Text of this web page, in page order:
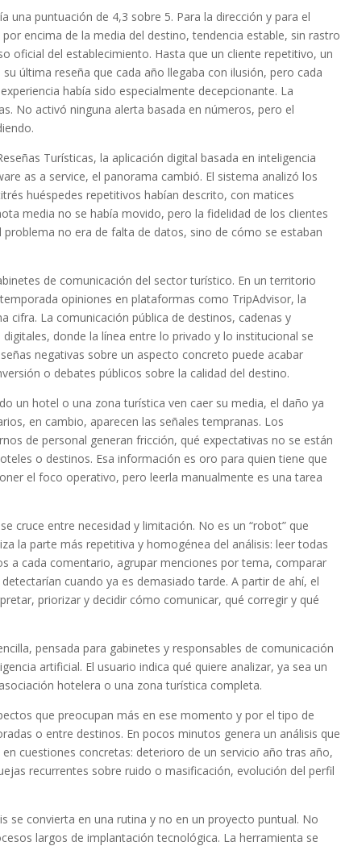
una puntuación de 4,3 sobre 5. Para la dirección y para el
encima de la media del destino, tendencia estable, sin rastro
oficial del establecimiento. Hasta que un cliente repetitivo, un
última reseña que cada año llegaba con ilusión, pero cada
había sido especialmente decepcionante. La
No activó ninguna alerta basada en números, pero el
Turísticas, la aplicación digital basada en inteligencia
as a service, el panorama cambió. El sistema analizó los
huéspedes repetitivos habían descrito, con matices
media no se había movido, pero la fidelidad de los clientes
no era de falta de datos, sino de cómo se estaban
de comunicación del sector turístico. En un territorio
opiniones en plataformas como TripAdvisor, la
cifra. La comunicación pública de destinos, cadenas y
donde la línea entre lo privado y lo institucional se
negativas sobre un aspecto concreto puede acabar
o debates públicos sobre la calidad del destino.
un hotel o una zona turística ven caer su media, el daño ya
en cambio, aparecen las señales tempranas. Los
de personal generan fricción, qué expectativas no se están
o destinos. Esa información es oro para quien tiene que
el foco operativo, pero leerla manualmente es una tarea
cruce entre necesidad y limitación. No es un “robot” que
la parte más repetitiva y homogénea del análisis: leer todas
a cada comentario, agrupar menciones por tema, comparar
cuando ya es demasiado tarde. A partir de ahí, el
priorizar y decidir cómo comunicar, qué corregir y qué
pensada para gabinetes y responsables de comunicación
artificial. El usuario indica qué quiere analizar, ya sea un
hotelera o una zona turística completa.
que preocupan más en ese momento y por el tipo de
o entre destinos. En pocos minutos genera un análisis que
cuestiones concretas: deterioro de un servicio año tras año,
recurrentes sobre ruido o masificación, evolución del perfil
se convierta en una rutina y no en un proyecto puntual. No
largos de implantación tecnológica. La herramienta se